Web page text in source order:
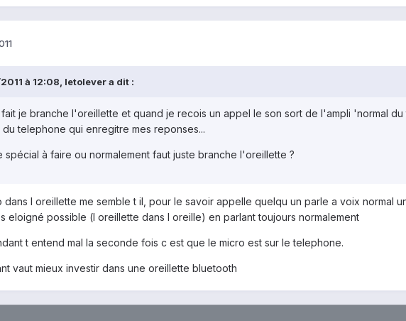
à 12:08, letolever a dit :
fait je branche l'oreillette et quand je recois un appel le son sort de l'ampli 'normal
telephone qui enregitre mes reponses...
spécial à faire ou normalement faut juste branche l'oreillette ?
dans l oreillette me semble t il, pour le savoir appelle quelqu un parle a voix normal
eloigné possible (l oreillette dans l oreille) en parlant toujours normalement
t entend mal la seconde fois c est que le micro est sur le telephone.
vaut mieux investir dans une oreillette bluetooth